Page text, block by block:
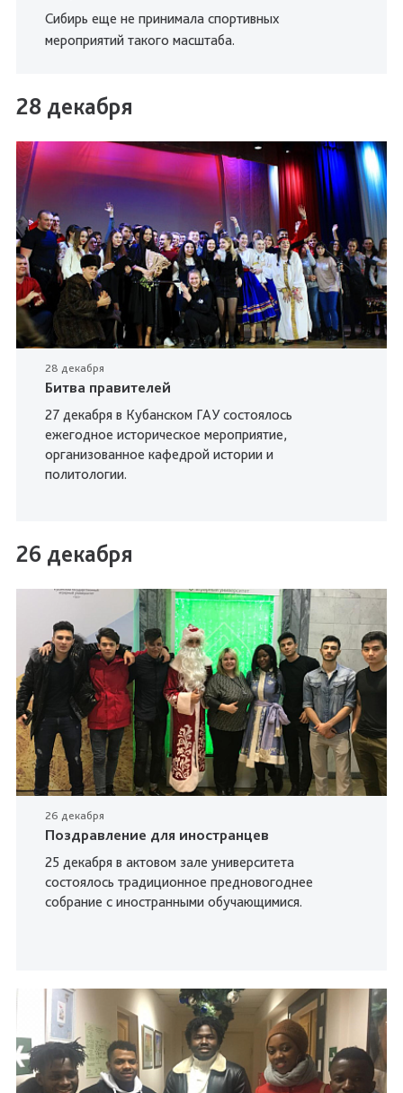
Сибирь еще не принимала спортивных
мероприятий такого масштаба.
28 декабря
28 декабря
Битва правителей
27 декабря в Кубанском ГАУ состоялось
ежегодное историческое мероприятие,
организованное кафедрой истории и
политологии.
26 декабря
26 декабря
Поздравление для иностранцев
25 декабря в актовом зале университета
состоялось традиционное предновогоднее
собрание с иностранными обучающимися.